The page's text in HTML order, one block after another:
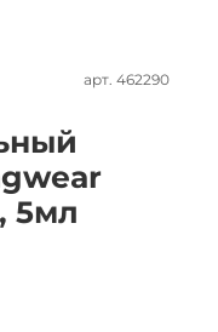
арт. 462290
5мл